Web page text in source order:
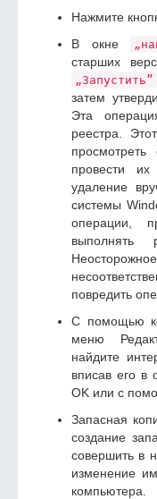
Нажмите
В окне
старших
„Запустить”
затем
Эта
реестра.
провести
удаление
системы
операции,
выполнять
повредить
С помощью
меню
найдите
вписав его в
OK или с
Запасная
создание
совершить в
изменение